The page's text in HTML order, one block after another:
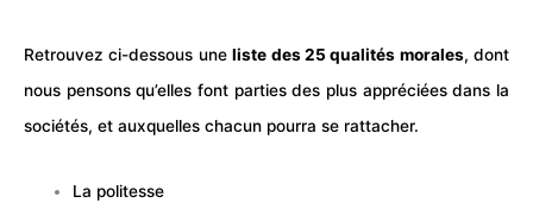
Retrouvez ci-dessous uneliste des 25 qualités morales, dont
nous pensons qu’elles font parties des plus appréciées dans la
sociétés, et auxquelles chacun pourra se rattacher.
La politesse